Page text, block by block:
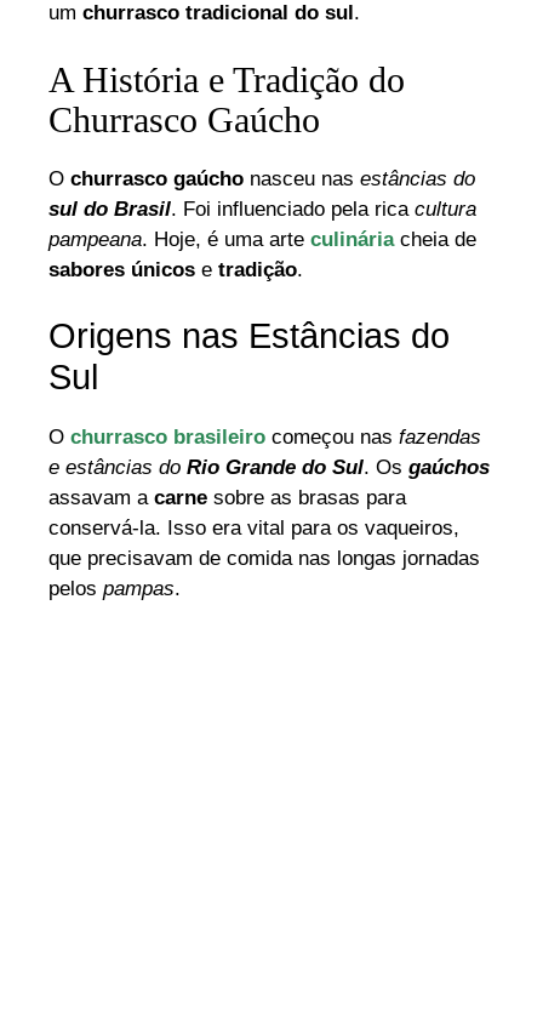
um churrasco tradicional do sul .
A História e Tradição do
Churrasco Gaúcho
O churrasco gaúcho nasceu nas estâncias do
sul do Brasil. Foi influenciado pela rica cultura
pampeana. Hoje, é uma arte culináriacheia de
sabores únicos e tradição.
Origens nas Estâncias do
Sul
O churrasco brasileiro começou nas fazendas
e estâncias do Rio Grande do Sul. Os gaúchos
assavam acarne sobre as brasas para
conservá-la. Isso era vital para os vaqueiros,
que precisavam de comida nas longas jornadas
pelos pampas.